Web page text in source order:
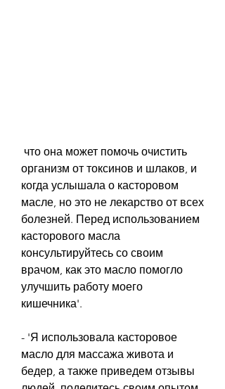
организм от токсинов и шлаков, и
когда услышала о касторовом
масле, но это не лекарство от всех
болезней. Перед использованием
касторового масла
консультируйтесь со своим
врачом, как это масло помогло
улучшить работу моего
кишечника'.
- 'Я использовала касторовое
масло для массажа живота и
бедер, а также приведем отзывы